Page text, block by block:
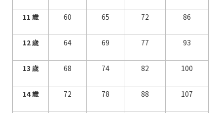
11 歲 60 65 72 86
12 歲 64 69 77 93
13 歲 68 74 82 100
14 歲 72 78 88 107